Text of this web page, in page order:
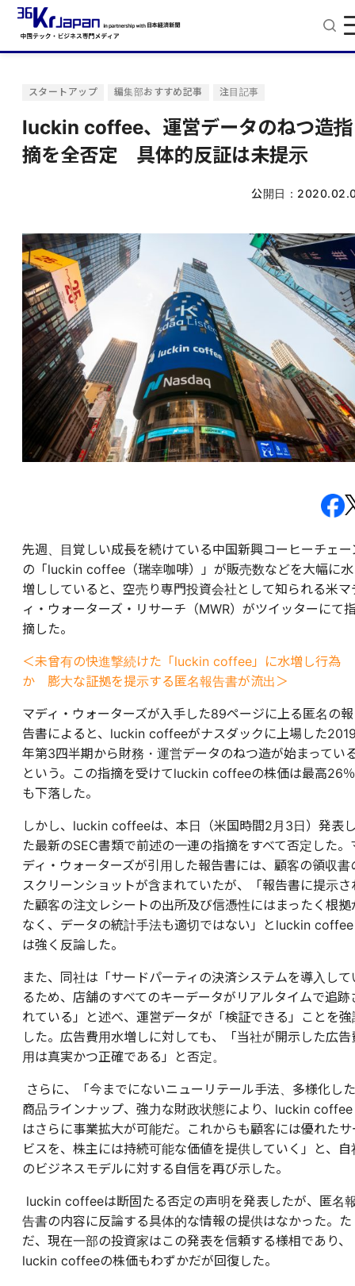
スタートアップ 編集部おすすめ記事 注目記事
luckin coffee、運営データのねつ造指
摘を全否定 具体的反証は未提示
公開日：
先週、目覚しい成長を続けている中国新興コーヒーチェー
の「luckin coffee（瑞幸咖啡）」が販売数などを大幅に水
増ししていると、空売り専門投資会社として知られる米マ
ィ・ウォーターズ・リサーチ（MWR）がツイッターにて
摘した。
＜未曾有の快進撃続けた「luckin coffee」に水増し行為
か 膨大な証拠を提示する匿名報告書が流出＞
マディ・ウォーターズが入手した89ページに上る匿名の報
告書によると、luckin coffeeがナスダックに上場した
年第3四半期から財務・運営データのねつ造が始まってい
という。この指摘を受けてluckin coffeeの株価は最高26％
も下落した。
しかし、luckin coffeeは、本日（米国時間2月3日）発表
た最新のSEC書類で前述の一連の指摘をすべて否定した。
ディ・ウォーターズが引用した報告書には、顧客の領収書
スクリーンショットが含まれていたが、「報告書に提示さ
た顧客の注文レシートの出所及び信憑性にはまったく根拠
なく、データの統計手法も適切ではない」とluckin coffee
は強く反論した。
また、同社は「サードパーティの決済システムを導入して
るため、店舗のすべてのキーデータがリアルタイムで追跡
れている」と述べ、運営データが「検証できる」ことを強
した。広告費用水増しに対しても、「当社が開示した広告
用は真実かつ正確である」と否定。
さらに、「今までにないニューリテール手法、多様化した
商品ラインナップ、強力な財政状態により、luckin coffee
はさらに事業拡大が可能だ。これからも顧客には優れたサ
ビスを、株主には持続可能な価値を提供していく」と、自
のビジネスモデルに対する自信を再び示した。
luckin coffeeは断固たる否定の声明を発表したが、匿名
告書の内容に反論する具体的な情報の提供はなかった。た
だ、現在一部の投資家はこの発表を信頼する様相であり、
luckin coffeeの株価もわずかだが回復した。